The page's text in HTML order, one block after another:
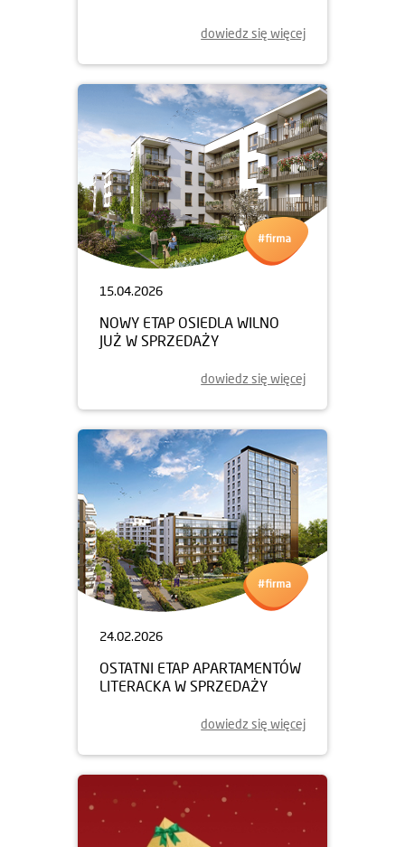
dowiedz się więcej
15.04.2026
NOWY ETAP OSIEDLA WILNO
JUŻ W SPRZEDAŻY
dowiedz się więcej
24.02.2026
OSTATNI ETAP APARTAMENTÓW
LITERACKA W SPRZEDAŻY
dowiedz się więcej